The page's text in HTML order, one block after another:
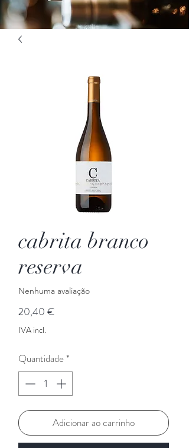
cabrita branco
reserva
Nenhuma avaliação
20,40 €
IVA incl.
Quantidade*
Adicionar ao carrinho